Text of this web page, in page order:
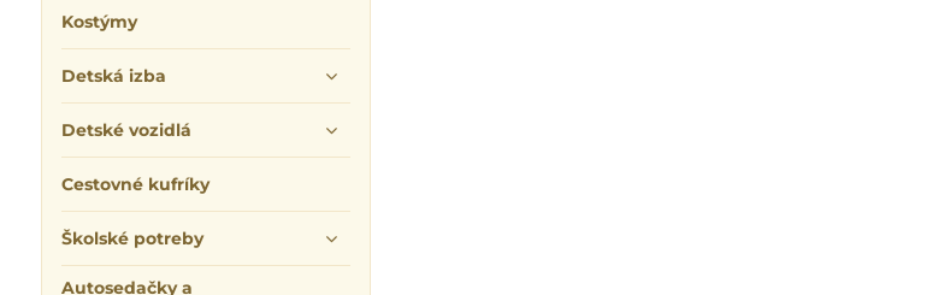
Kostýmy
Detská izba
Detské vozidlá
Cestovné kufríky
Školské potreby
Autosedačky a